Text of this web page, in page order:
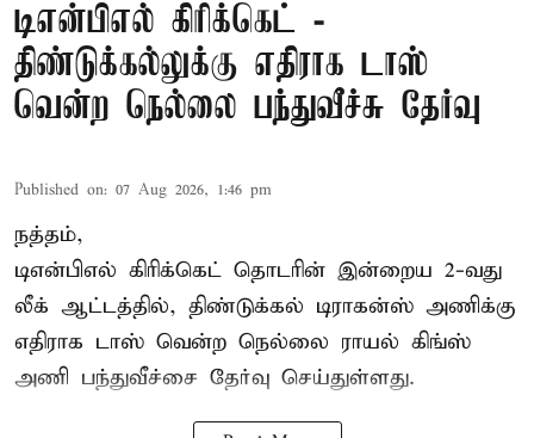
டிஎன்பிஎல் கிரிக்கெட் -
திண்டுக்கல்லுக்கு எதிராக டாஸ்
வென்ற நெல்லை பந்துவீச்சு தேர்வு
Published on: 07 Aug 2026, 1:46 pm
நத்தம்,
டிஎன்பிஎல் கிரிக்கெட் தொடரின் இன்றைய 2-வது
லீக் ஆட்டத்தில், திண்டுக்கல் டிராகன்ஸ் அணிக்கு
எதிராக டாஸ் வென்ற நெல்லை ராயல் கிங்ஸ்
அணி பந்துவீச்சை தேர்வு செய்துள்ளது.